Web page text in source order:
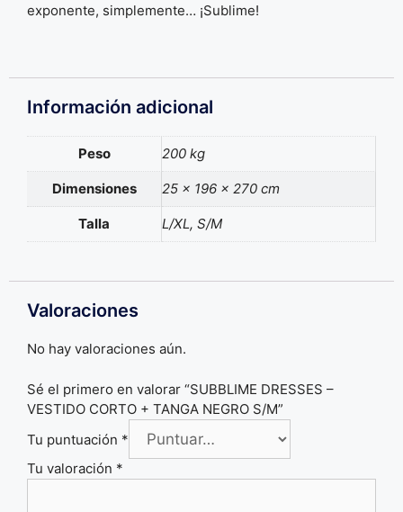
exponente, simplemente… ¡Sublime!
Información adicional
Peso 200 kg
Dimensiones 25 × 196 × 270 cm
Talla L/XL, S/M
Valoraciones
No hay valoraciones aún.
Sé el primero en valorar “SUBBLIME DRESSES –
VESTIDO CORTO + TANGA NEGRO S/M”
Tu puntuación *
Tu valoración *